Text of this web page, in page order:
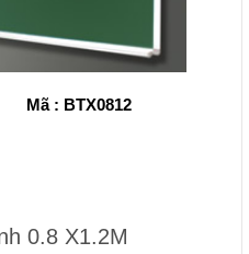
Mã : BTX0812
0.8 X1.2M